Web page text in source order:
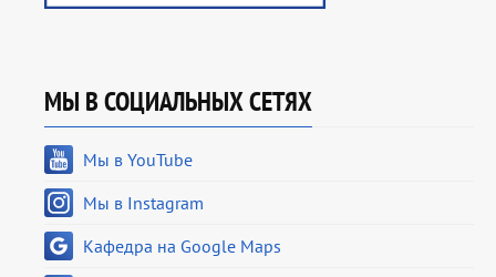
МЫ В СОЦИАЛЬНЫХ СЕТЯХ
Мы в YouTube
Мы в Instagram
Кафедра на Google Maps